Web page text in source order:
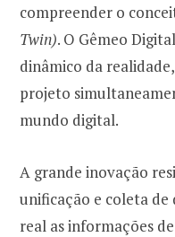
compreender o
Twin). O Gêmeo
dinâmico da
projeto
mundo digital.
A grande inovação
unificação e coleta de
real as informações